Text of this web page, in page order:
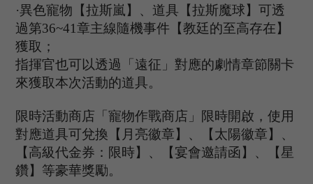
·異色寵物【拉斯嵐】、道具【拉斯魔球】可透
過第36~41章主線隨機事件【教廷的至高存在】
獲取；
指揮官也可以透過「遠征」對應的劇情章節關卡
來獲取本次活動的道具。
限時活動商店「寵物作戰商店」限時開啟，使用
對應道具可兌換【月亮徽章】、【太陽徽章】、
【高級代金券：限時】、【宴會邀請函】、【星
鑽】等豪華獎勵。